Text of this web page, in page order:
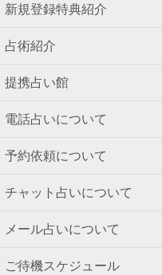
新規登録特典紹介
占術紹介
提携占い館
電話占いについて
予約依頼について
チャット占いについて
メール占いについて
ご待機スケジュール